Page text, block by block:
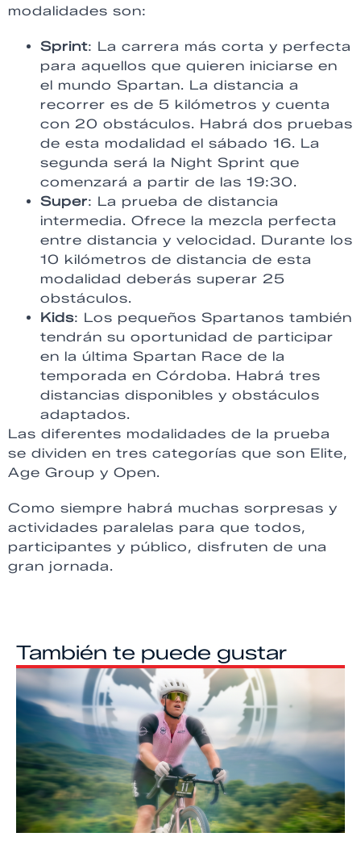
modalidades son:
Sprint: La carrera más corta y perfecta
para aquellos que quieren iniciarse en
el mundo Spartan. La distancia a
recorrer es de 5 kilómetros y cuenta
con 20 obstáculos. Habrá dos pruebas
de esta modalidad el sábado 16. La
segunda será la Night Sprint que
comenzará a partir de las 19:30.
Super: La prueba de distancia
intermedia. Ofrece la mezcla perfecta
entre distancia y velocidad. Durante los
10 kilómetros de distancia de esta
modalidad deberás superar 25
obstáculos.
Kids: Los pequeños Spartanos también
tendrán su oportunidad de participar
en la última Spartan Race de la
temporada en Córdoba. Habrá tres
distancias disponibles y obstáculos
adaptados.
Las diferentes modalidades de la prueba
se dividen en tres categorías que son Elite,
Age Group y Open.
Como siempre habrá muchas sorpresas y
actividades paralelas para que todos,
participantes y público, disfruten de una
gran jornada.
También te puede gustar